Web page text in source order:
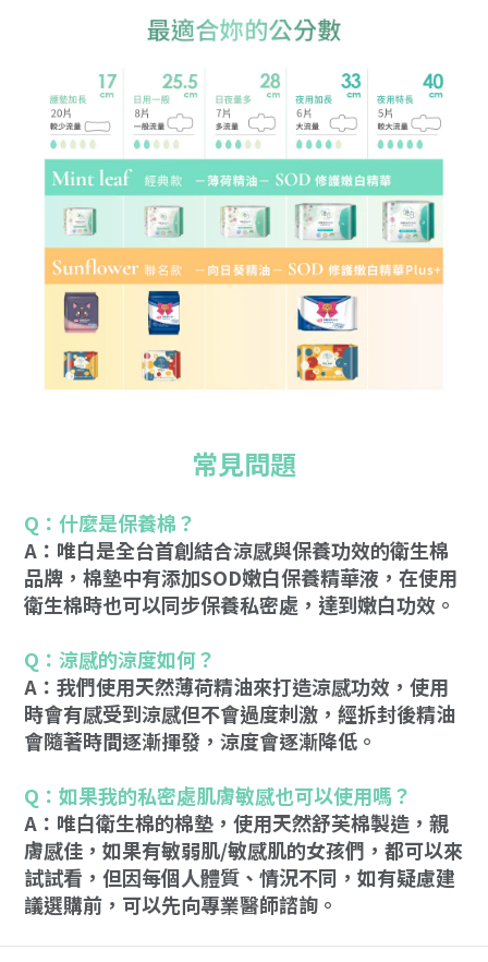
常見問題
Q：什麼是保養棉？
A：唯白是全台首創結合涼感與保養功效的衛生棉
品牌，棉墊中有添加SOD嫩白保養精華液，在使用
衛生棉時也可以同步保養私密處，達到嫩白功效。
Q：涼感的涼度如何？
A：我們使用天然薄荷精油來打造涼感功效，使用
時會有感受到涼感但不會過度刺激，經拆封後精油
會隨著時間逐漸揮發，涼度會逐漸降低。
Q：如果我的私密處肌膚敏感也可以使用嗎？
A：唯白衛生棉的棉墊，使用天然舒芙棉製造，親
膚感佳，如果有敏弱肌/敏感肌的女孩們，都可以來
試試看，但因每個人體質、情況不同，如有疑慮建
議選購前，可以先向專業醫師諮詢。